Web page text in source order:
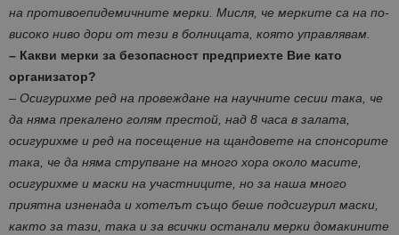
на противоепидемичните мерки. Мисля, че мерките са на по-
високо ниво дори от тези в болницата, която управлявам.
– Какви мерки за безопасност предприехте Вие като
организатор?
– Осигурихме ред на провеждане на научните сесии така, че
да няма прекалено голям престой, над 8 часа в залата,
осигурихме и ред на посещение на щандовете на спонсорите
така, че да няма струпване на много хора около масите,
осигурихме и маски на участниците, но за наша много
приятна изненада и хотелът също беше подсигурил маски,
както за тази, така и за всички останали мерки домакините